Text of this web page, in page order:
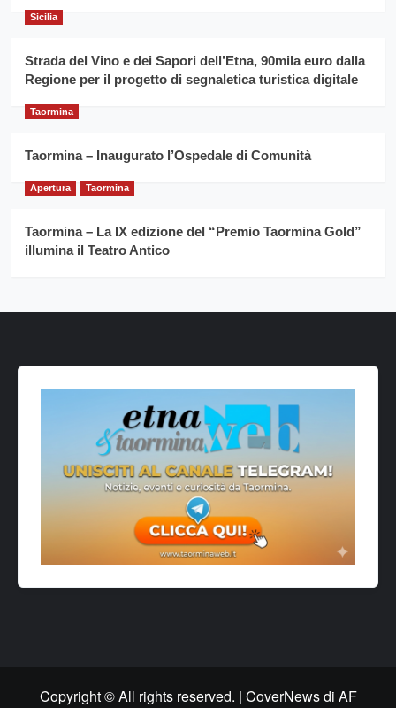
Sicilia
Strada del Vino e dei Sapori dell’Etna, 90mila euro dalla
Regione per il progetto di segnaletica turistica digitale
Taormina
Taormina – Inaugurato l’Ospedale di Comunità
Apertura Taormina
Taormina – La IX edizione del “Premio Taormina Gold”
illumina il Teatro Antico
Copyright © All rights reserved. | CoverNewsdi AF